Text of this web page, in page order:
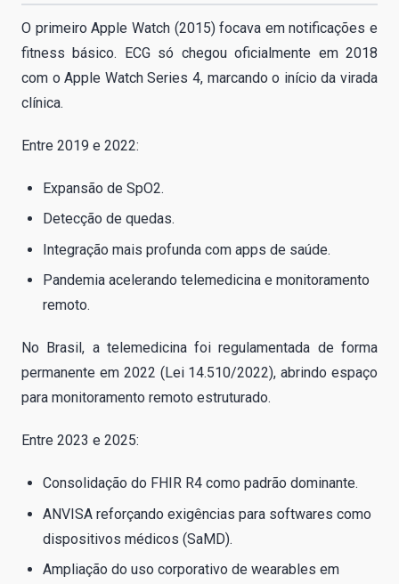
O primeiro Apple Watch (2015) focava em notificações e
fitness básico. ECG só chegou oficialmente em 2018
com o Apple Watch Series 4, marcando o início da virada
clínica.
Entre 2019 e 2022:
Expansão de SpO2.
Detecção de quedas.
Integração mais profunda com apps de saúde.
Pandemia acelerando telemedicina e monitoramento
remoto.
No Brasil, a telemedicina foi regulamentada de forma
permanente em 2022 (Lei 14.510/2022), abrindo espaço
para monitoramento remoto estruturado.
Entre 2023 e 2025:
Consolidação do FHIR R4 como padrão dominante.
ANVISA reforçando exigências para softwares como
dispositivos médicos (SaMD).
Ampliação do uso corporativo de wearables em